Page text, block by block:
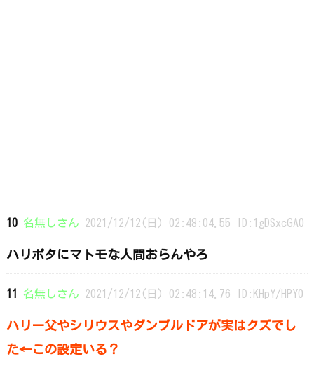
10 名無しさん 2021/12/12(日) 02:48:04.55 ID:1gDSxcGA0
ハリポタにマトモな人間おらんやろ
11 名無しさん 2021/12/12(日) 02:48:14.76 ID:KHpY/HPY0
ハリー父やシリウスやダンブルドアが実はクズでし
た←この設定いる？